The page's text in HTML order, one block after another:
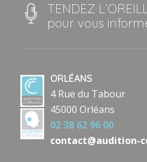
TENDEZ
pour vous
ORLÉANS
4 Rue du Tabour
45000 Orléans
02 38 62 96 00
contact@audition-